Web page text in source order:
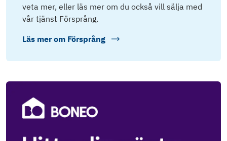
veta mer, eller läs mer om du också vill sälja med
vår tjänst Försprång.
Läs mer om Försprång